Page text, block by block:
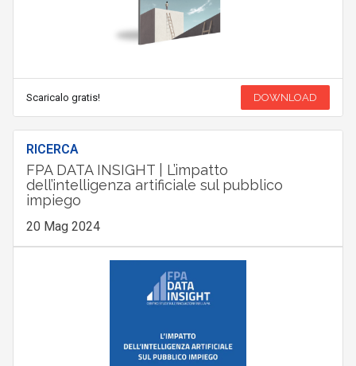
Scaricalo gratis! DOWNLOAD
RICERCA
FPA DATA INSIGHT | L’impatto
dell’intelligenza artificiale sul pubblico
impiego
20 Mag 2024